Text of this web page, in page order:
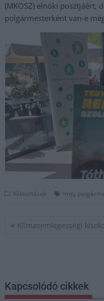
(MKOSZ) elnöki posztjáért,
polgármesterként van-e
Választások lmp,
Bejegyzés
Klímasemlegességi
Kapcsolódó cikkek